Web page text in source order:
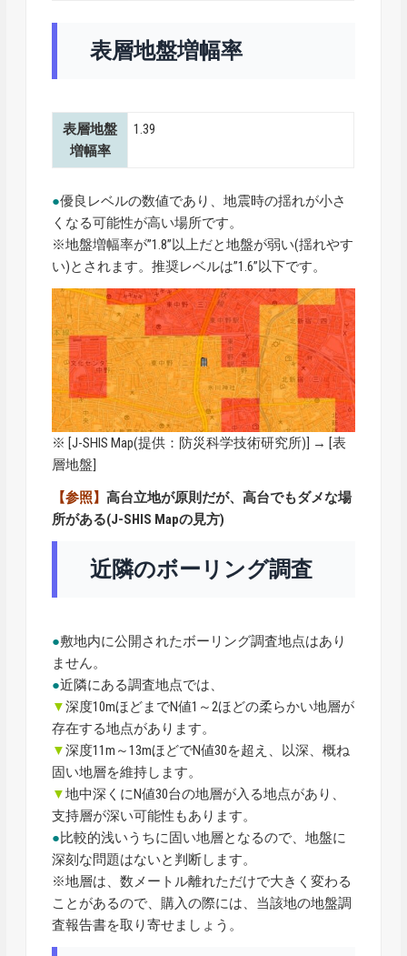
表層地盤増幅率
表層地盤
増幅率
1.39
●優良レベルの数値であり、地震時の揺れが小さ
くなる可能性が高い場所です。
※地盤増幅率が”1.8”以上だと地盤が弱い(揺れやす
い)とされます。推奨レベルは”1.6”以下です。
※ [J-SHIS Map(提供：防災科学技術研究所)] → [表
層地盤]
【参照】高台立地が原則だが、高台でもダメな場
所がある(J-SHIS Mapの見方)
近隣のボーリング調査
●敷地内に公開されたボーリング調査地点はあり
ません。
●近隣にある調査地点では、
▼深度10mほどまでN値1～2ほどの柔らかい地層が
存在する地点があります。
▼深度11m～13mほどでN値30を超え、以深、概ね
固い地層を維持します。
▼地中深くにN値30台の地層が入る地点があり、
支持層が深い可能性もあります。
●比較的浅いうちに固い地層となるので、地盤に
深刻な問題はないと判断します。
※地層は、数メートル離れただけで大きく変わる
ことがあるので、購入の際には、当該地の地盤調
査報告書を取り寄せましょう。